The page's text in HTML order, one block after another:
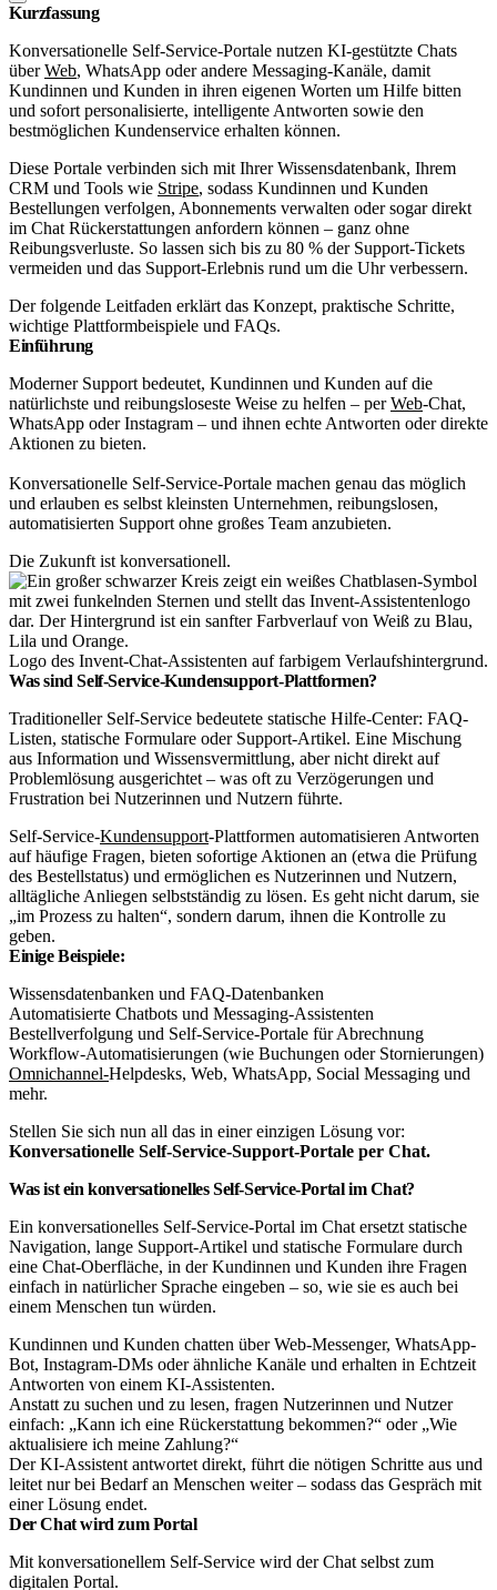
Kurzfassung
Konversationelle Self-Service-Portale nutzen KI-gestützte Chats
überWeb, WhatsApp oder andere Messaging-Kanäle, damit
Kundinnen und Kunden in ihren eigenen Worten um Hilfe bitten
und sofort personalisierte, intelligente Antworten sowie den
bestmöglichen Kundenservice erhalten können.
Diese Portale verbinden sich mit Ihrer Wissensdatenbank, Ihrem
CRM und Tools wie Stripe, sodass Kundinnen und Kunden
Bestellungen verfolgen, Abonnements verwalten oder sogar direkt
im Chat Rückerstattungen anfordern können – ganz ohne
Reibungsverluste. So lassen sich bis zu 80 % der Support-Tickets
vermeiden und das Support-Erlebnis rund um die Uhr verbessern.
Der folgende Leitfaden erklärt das Konzept, praktische Schritte,
wichtige Plattformbeispiele und FAQs.
Einführung
Moderner Support bedeutet, Kundinnen und Kunden auf die
natürlichste und reibungsloseste Weise zu helfen – perWeb-Chat,
WhatsApp oder Instagram – und ihnen echte Antworten oder direkte
Aktionen zu bieten.
Konversationelle Self-Service-Portale machen genau das möglich
und erlauben es selbst kleinsten Unternehmen, reibungslosen,
automatisierten Support ohne großes Team anzubieten.
Die Zukunft ist konversationell.
Logo des Invent-Chat-Assistenten auf farbigem Verlaufshintergrund.
Was sind Self-Service-Kundensupport-Plattformen?
Traditioneller Self-Service bedeutete statische Hilfe-Center: FAQ-
Listen, statische Formulare oder Support-Artikel. Eine Mischung
aus Information und Wissensvermittlung, aber nicht direkt auf
Problemlösung ausgerichtet – was oft zu Verzögerungen und
Frustration bei Nutzerinnen und Nutzern führte.
Self-Service-Kundensupport-Plattformen automatisieren Antworten
auf häufige Fragen, bieten sofortige Aktionen an (etwa die Prüfung
des Bestellstatus) und ermöglichen es Nutzerinnen und Nutzern,
alltägliche Anliegen selbstständig zu lösen. Es geht nicht darum, sie
„im Prozess zu halten“, sondern darum, ihnen die Kontrolle zu
geben.
Einige Beispiele:
Wissensdatenbanken und FAQ-Datenbanken
Automatisierte Chatbots und Messaging-Assistenten
Bestellverfolgung und Self-Service-Portale für Abrechnung
Workflow-Automatisierungen (wie Buchungen oder Stornierungen)
Omnichannel-Helpdesks, Web, WhatsApp, Social Messaging und
mehr.
Stellen Sie sich nun all das in einer einzigen Lösung vor:
Konversationelle Self-Service-Support-Portale per Chat.
Was ist ein konversationelles Self-Service-Portal im Chat?
Ein konversationelles Self-Service-Portal im Chat ersetzt statische
Navigation, lange Support-Artikel und statische Formulare durch
eine Chat-Oberfläche, in der Kundinnen und Kunden ihre Fragen
einfach in natürlicher Sprache eingeben – so, wie sie es auch bei
einem Menschen tun würden.
Kundinnen und Kunden chatten über Web-Messenger, WhatsApp-
Bot, Instagram-DMs oder ähnliche Kanäle und erhalten in Echtzeit
Antworten von einem KI-Assistenten.
Anstatt zu suchen und zu lesen, fragen Nutzerinnen und Nutzer
einfach: „Kann ich eine Rückerstattung bekommen?“ oder „Wie
aktualisiere ich meine Zahlung?“
Der KI-Assistent antwortet direkt, führt die nötigen Schritte aus und
leitet nur bei Bedarf an Menschen weiter – sodass das Gespräch mit
einer Lösung endet.
Der Chat wird zum Portal
Mit konversationellem Self-Service wird der Chat selbst zum
digitalen Portal.